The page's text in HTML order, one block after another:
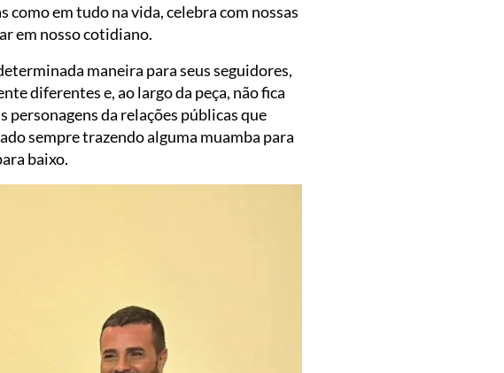
como em tudo na vida, celebra com nossas
em nosso cotidiano.
maneira para seus seguidores,
diferentes e, ao largo da peça, não fica
personagens da relações públicas que
sempre trazendo alguma muamba para
baixo.